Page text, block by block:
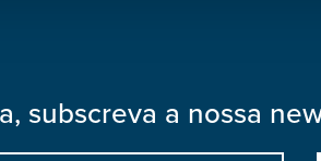
subscreva a nossa